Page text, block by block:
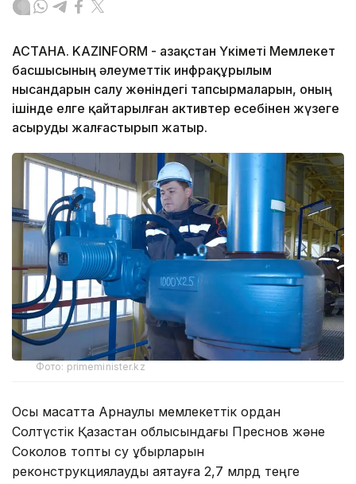
АСТАНА. KAZINFORM - Қазақстан Үкіметі Мемлекет
басшысының әлеуметтік инфрақұрылым
нысандарын салу жөніндегі тапсырмаларын, оның
ішінде елге қайтарылған активтер есебінен жүзеге
асыруды жалғастырып жатыр.
Фото: primeminister.kz
Осы мақсатта Арнаулы мемлекеттік қордан
Солтүстік Қазақстан облысындағы Преснов және
Соколов топтық су құбырларын
реконструкциялауды аяқтауға 2,7 млрд теңге